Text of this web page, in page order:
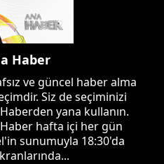
Haber
ve güncel haber alma
Siz de seçiminizi
yana kullanın.
hafta içi her gün
sunumuyla 18:30'da